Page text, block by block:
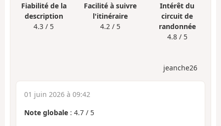
Fiabilité de la
description
4.3 / 5
Facilité à suivre
l'itinéraire
4.2 / 5
Intérêt du
circuit de
randonnée
4.8 / 5
jeanche26
01 juin 2026 à 09:42
Note globale : 4.7 / 5